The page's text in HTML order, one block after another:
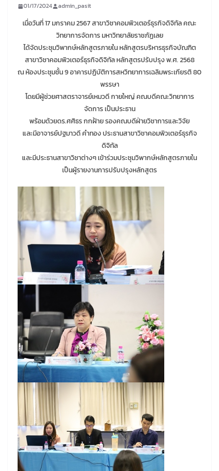
01/17/2024 admin_pasit
เมื่อวันที่ 17 มกราคม 2567 สาขาวิชาคอมพิวเตอร์ธุรกิจดิจิทัล คณะ
วิทยาการจัดการ มหาวิทยาลัยราชภัฏเลย
ได้จัดประชุมวิพากษ์หลักสูตรภายใน หลักสูตรบริหารธุรกิจบัณฑิต
สาขาวิชาคอมพิวเตอร์ธุรกิจดิจิทัล หลักสูตรปรับปรุง พ.ศ. 2568
ณ ห้องประชุมชั้น 9 อาคารปฏิบัติการสหวิทยาการเฉลิมพระเกียรติ 80
พรรษา
โดยมีผู้ช่วยศาสตราจารย์เหมวดี กายใหญ่ คณบดีคณะวิทยาการ
จัดการ เป็นประธาน
พร้อมด้วยดร.ศศิธร กกฝ้าย รองคณบดีฝ่ายวิชาการและวิจัย
และมีอาจารย์ปฐมาวดี คำทอง ประธานสาขาวิชาคอมพิวเตอร์ธุรกิจ
ดิจิทัล
และมีประธานสาขาวิชาต่างๆ เข้าร่วมประชุมวิพากษ์หลักสูตรภายใน
เป็นผู้รายงานการปรับปรุงหลักสูตร